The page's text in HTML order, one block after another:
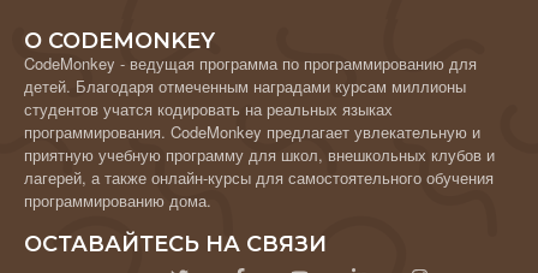
О CODEMONKEY
CodeMonkey - ведущая программа по программированию для
детей. Благодаря отмеченным наградами курсам миллионы
студентов учатся кодировать на реальных языках
программирования. CodeMonkey предлагает увлекательную и
приятную учебную программу для школ, внешкольных клубов и
лагерей, а также онлайн-курсы для самостоятельного обучения
программированию дома.
ОСТАВАЙТЕСЬ НА СВЯЗИ